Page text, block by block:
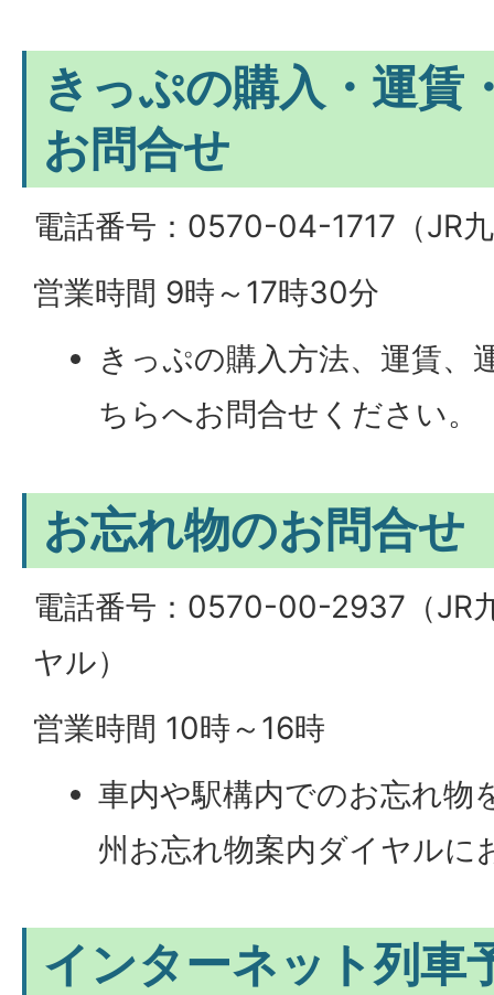
きっぷの購入・運賃
お問合せ
電話番号：0570-04-1717（JR
営業時間 9時～17時30分
きっぷの購入方法、運賃、
ちらへお問合せください。
お忘れ物のお問合せ
電話番号：0570-00-2937（JR
ヤル）
営業時間 10時～16時
車内や駅構内でのお忘れ物
州お忘れ物案内ダイヤルに
インターネット列車